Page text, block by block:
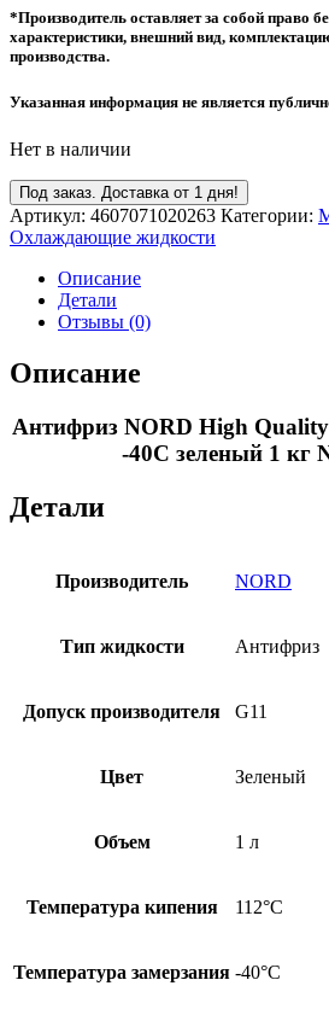
*Производитель оставляет за собой право
характеристики, внешний вид,
производства.
Указанная информация не является
Нет в наличии
Под заказ. Доставка от 1 дня!
Артикул: 4607071020263 Категории:
Охлаждающие жидкости
Описание
Детали
Отзывы (0)
Описание
Антифриз NORD High
-40C зеленый 1 кг
Детали
Производитель NORD
Тип жидкости Антифриз
Допуск производителя G11
Цвет Зеленый
Объем 1 л
Температура кипения 112°C
Температура замерзания -40°C